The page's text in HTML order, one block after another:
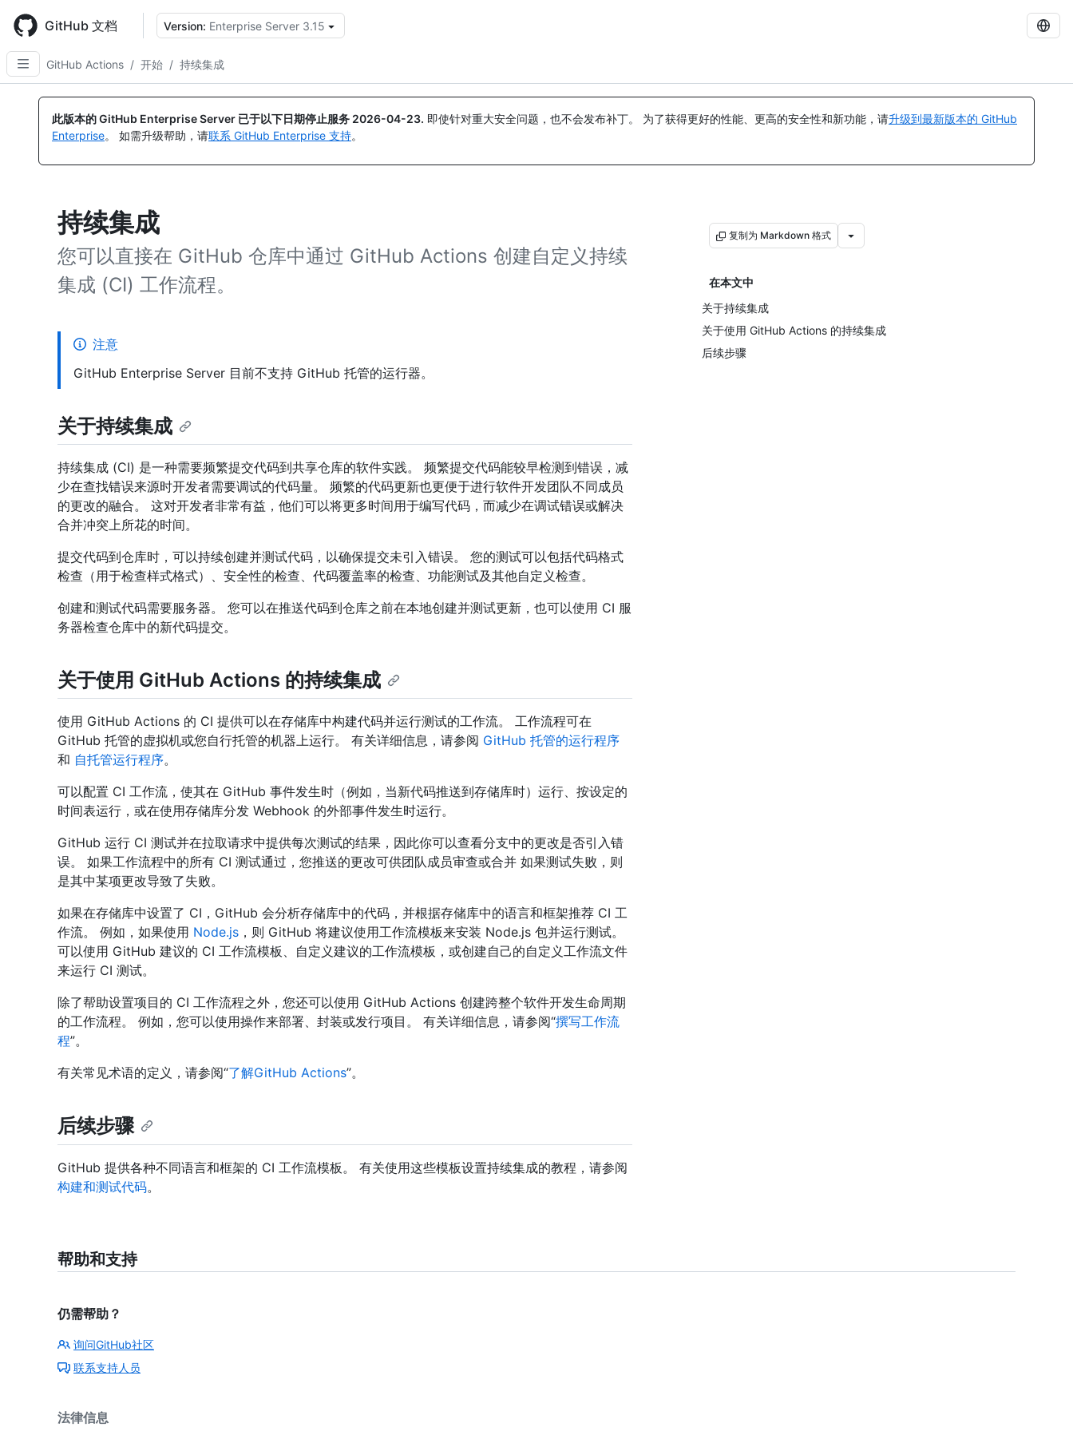
main
content
GitHub 文档 Version: Enterprise Server 3.15
GitHub Actions / 开始 / 持续集成
此版本的 GitHub Enterprise Server 已于以下日期停止服务 2026-04-23. 即使针对重大安全问题，也不会发布补丁。 为了获得更好的性能、更高的安全性和新功能，请升级到最新版本的 GitHub
Enterprise。 如需升级帮助，请联系 GitHub Enterprise 支持。
持续集成
您可以直接在 GitHub 仓库中通过 GitHub Actions 创建自定义持续
集成 (CI) 工作流程。
复制为 Markdown 格式
在本文中
关于持续集成
关于使用 GitHub Actions 的持续集成
后续步骤
注意
GitHub Enterprise Server 目前不支持 GitHub 托管的运行器。
关于持续集成
持续集成 (CI) 是一种需要频繁提交代码到共享仓库的软件实践。 频繁提交代码能较早检测到错误，减
少在查找错误来源时开发者需要调试的代码量。 频繁的代码更新也更便于进行软件开发团队不同成员
的更改的融合。 这对开发者非常有益，他们可以将更多时间用于编写代码，而减少在调试错误或解决
合并冲突上所花的时间。
提交代码到仓库时，可以持续创建并测试代码，以确保提交未引入错误。 您的测试可以包括代码格式
检查（用于检查样式格式）、安全性的检查、代码覆盖率的检查、功能测试及其他自定义检查。
创建和测试代码需要服务器。 您可以在推送代码到仓库之前在本地创建并测试更新，也可以使用 CI 服
务器检查仓库中的新代码提交。
关于使用 GitHub Actions 的持续集成
使用 GitHub Actions 的 CI 提供可以在存储库中构建代码并运行测试的工作流。 工作流程可在
GitHub 托管的虚拟机或您自行托管的机器上运行。 有关详细信息，请参阅 GitHub 托管的运行程序
和 自托管运行程序。
可以配置 CI 工作流，使其在 GitHub 事件发生时（例如，当新代码推送到存储库时）运行、按设定的
时间表运行，或在使用存储库分发 Webhook 的外部事件发生时运行。
GitHub 运行 CI 测试并在拉取请求中提供每次测试的结果，因此你可以查看分支中的更改是否引入错
误。 如果工作流程中的所有 CI 测试通过，您推送的更改可供团队成员审查或合并 如果测试失败，则
是其中某项更改导致了失败。
如果在存储库中设置了 CI，GitHub 会分析存储库中的代码，并根据存储库中的语言和框架推荐 CI 工
作流。 例如，如果使用 Node.js ，则 GitHub 将建议使用工作流模板来安装 Node.js 包并运行测试。
可以使用 GitHub 建议的 CI 工作流模板、自定义建议的工作流模板，或创建自己的自定义工作流文件
来运行 CI 测试。
除了帮助设置项目的 CI 工作流程之外，您还可以使用 GitHub Actions 创建跨整个软件开发生命周期
的工作流程。 例如，您可以使用操作来部署、封装或发行项目。 有关详细信息，请参阅“撰写工作流
程”。
有关常见术语的定义，请参阅“了解GitHub Actions”。
后续步骤
GitHub 提供各种不同语言和框架的 CI 工作流模板。 有关使用这些模板设置持续集成的教程，请参阅
构建和测试代码。
帮助和支持
仍需帮助？
询问GitHub社区
联系支持人员
法律信息